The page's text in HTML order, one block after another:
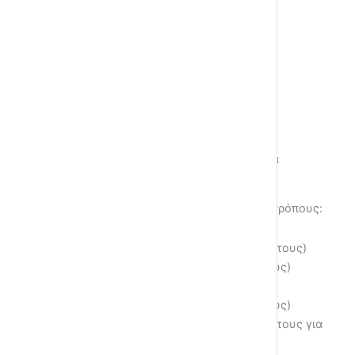
Οι πόντοι μου στο επίπεδο έως τώρα
Μπορείτε να κερδίσετε πόντους με τους εξής τρόπους:
Ολοκληρώνοντας μία υποενότητα (2 πόντους)
Ολοκληρώνοντας μία ενότητα (10 πόντους)
Ολοκληρώνοτας ένα μάθημα (100 πόντους)
Ανεβαίνοντας επίπεδα λαμβάνετε 20 πόντους για